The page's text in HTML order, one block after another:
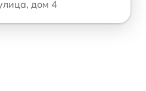
дом 4